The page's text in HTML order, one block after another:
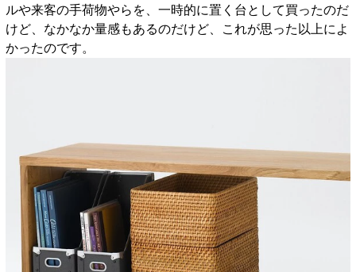
ルや来客の手荷物やらを、一時的に置く台として買ったのだ
けど、なかなか量感もあるのだけど、これが思った以上によ
かったのです。